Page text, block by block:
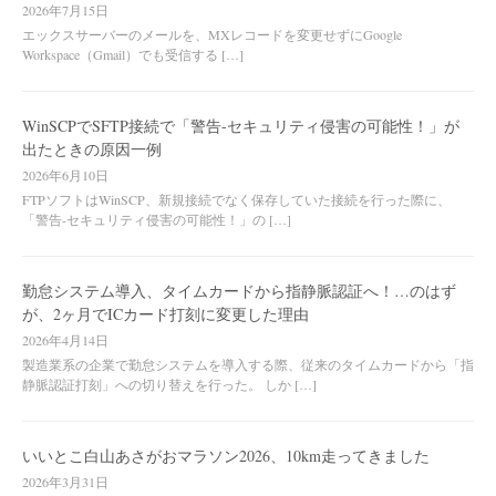
2026年7月15日
エックスサーバーのメールを、MXレコードを変更せずにGoogle
Workspace（Gmail）でも受信する […]
WinSCPでSFTP接続で「警告-セキュリティ侵害の可能性！」が
出たときの原因一例
2026年6月10日
FTPソフトはWinSCP、新規接続でなく保存していた接続を行った際に、
「警告-セキュリティ侵害の可能性！」の […]
勤怠システム導入、タイムカードから指静脈認証へ！…のはず
が、2ヶ月でICカード打刻に変更した理由
2026年4月14日
製造業系の企業で勤怠システムを導入する際、従来のタイムカードから「指
静脈認証打刻」への切り替えを行った。 しか […]
いいとこ白山あさがおマラソン2026、10km走ってきました
2026年3月31日